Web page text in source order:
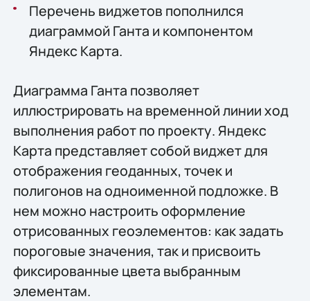
Перечень виджетов пополнился
диаграммой Ганта и компонентом
Яндекс Карта.
Диаграмма Ганта позволяет
иллюстрировать на временной линии ход
выполнения работ по проекту. Яндекс
Карта представляет собой виджет для
отображения геоданных, точек и
полигонов на одноименной подложке. В
нем можно настроить оформление
отрисованных геоэлементов: как задать
пороговые значения, так и присвоить
фиксированные цвета выбранным
элементам.